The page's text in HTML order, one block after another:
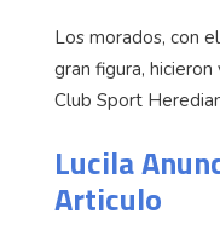
Los morados, con
gran figura,
Club Sport
Lucila
Articulo